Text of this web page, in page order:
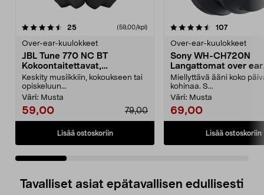
25arvostelut (59,00/kpl)
Over-ear-kuulokkeet
JBL Tune 770 NC BT
Kokoontaitettavat,
langattomat over-ear-
kuulokkeet
Keskity musiikkiin, kokoukseen tai
opiskeluun...
Väri: Musta
59,00 79,00
Lisää ostoskoriin
4.5 viidestä
107arvostelut
Over-ear-kuulokkeet
Sony WH-CH720N
Langattomat over ear
kuulokkeet, joissa
kohinanvaimennus
Miellyttävä ääni koko
kohinaa. S...
Väri: Musta
69,00
Lisää ostoskoriin
4.0 viidestä
Tavalliset asiat epätavallisen edullisesti